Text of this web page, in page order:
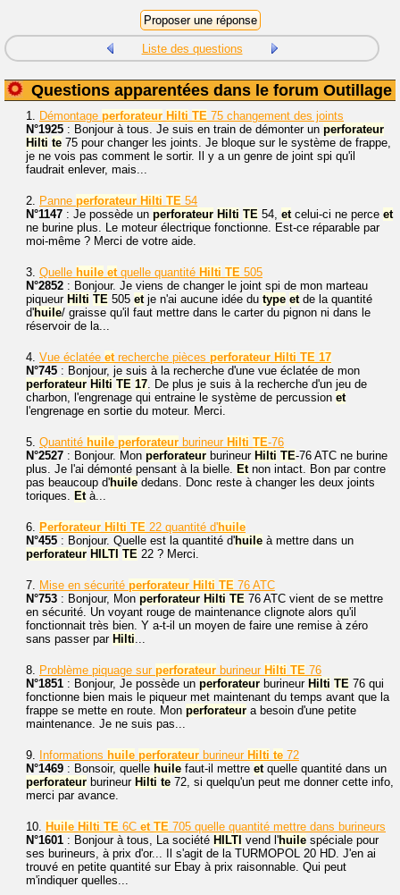
Liste des questions
Questions apparentées dans le forum Outillage
1. Démontage perforateur Hilti TE 75 changement des joints
N°1925 : Bonjour à tous. Je suis en train de démonter un perforateur
Hilti te 75 pour changer les joints. Je bloque sur le système de frappe,
je ne vois pas comment le sortir. Il y a un genre de joint spi qu'il
faudrait enlever, mais...
2. Panne perforateur Hilti TE 54
N°1147 : Je possède un perforateur Hilti TE 54, etcelui-ci ne perce et
ne burine plus. Le moteur électrique fonctionne. Est-ce réparable par
moi-même ? Merci de votre aide.
3. Quelle huile etquelle quantité Hilti TE 505
N°2852 : Bonjour. Je viens de changer le joint spi de mon marteau
piqueur Hilti TE 505 etje n'ai aucune idée du type etde la quantité
d'huile/ graisse qu'il faut mettre dans le carter du pignon ni dans le
réservoir de la...
4. Vue éclatée etrecherche pièces perforateur Hilti TE 17
N°745 : Bonjour, je suis à la recherche d'une vue éclatée de mon
perforateur Hilti TE 17. De plus je suis à la recherche d'un jeu de
charbon, l'engrenage qui entraine le système de percussion et
l'engrenage en sortie du moteur. Merci.
5. Quantité huile perforateur burineur Hilti TE-76
N°2527 : Bonjour. Mon perforateur burineur Hilti TE-76 ATC ne burine
plus. Je l'ai démonté pensant à la bielle. Etnon intact. Bon par contre
pas beaucoup d'huile dedans. Donc reste à changer les deux joints
toriques. Età...
6. Perforateur Hilti TE 22 quantité d'huile
N°455 : Bonjour. Quelle est la quantité d'huile à mettre dans un
perforateur HILTI TE 22 ? Merci.
7. Mise en sécurité perforateur Hilti TE 76 ATC
N°753 : Bonjour, Mon perforateur Hilti TE 76 ATC vient de se mettre
en sécurité. Un voyant rouge de maintenance clignote alors qu'il
fonctionnait très bien. Y a-t-il un moyen de faire une remise à zéro
sans passer par Hilti...
8. Problème piquage sur perforateur burineur Hilti TE 76
N°1851 : Bonjour, Je possède un perforateur burineur Hilti TE 76 qui
fonctionne bien mais le piqueur met maintenant du temps avant que la
frappe se mette en route. Mon perforateur a besoin d'une petite
maintenance. Je ne suis pas...
9. Informations huile perforateur burineur Hilti te 72
N°1469 : Bonsoir, quelle huile faut-il mettre etquelle quantité dans un
perforateur burineur Hilti te 72, si quelqu'un peut me donner cette info,
merci par avance.
10. Huile Hilti TE 6C et TE 705 quelle quantité mettre dans burineurs
N°1601 : Bonjour à tous, La société HILTI vend l'huile spéciale pour
ses burineurs, à prix d'or... Il s'agit de la TURMOPOL 20 HD. J'en ai
trouvé en petite quantité sur Ebay à prix raisonnable. Qui peut
m'indiquer quelles...